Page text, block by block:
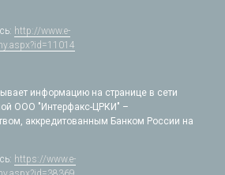
http://www.e-
информацию на странице в сети
ООО "Интерфакс-ЦРКИ" –
аккредитованным Банком России на
https://www.e-